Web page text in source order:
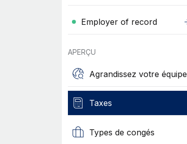
Employer of record
APERÇU
Agrandissez votre équipe
Taxes
Types de congés